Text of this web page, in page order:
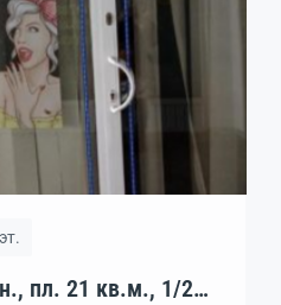
пл. 21 кв.м., 1/2